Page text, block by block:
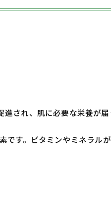
され、肌に必要な栄養が届
す。ビタミンやミネラル